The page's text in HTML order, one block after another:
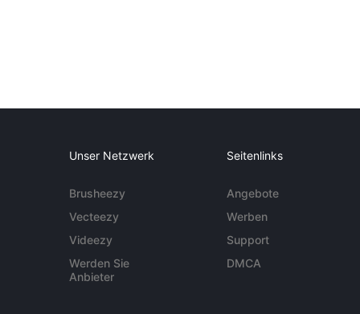
Unser Netzwerk
Brusheezy
Vecteezy
Videezy
Werden Sie
Anbieter
Seitenlinks
Angebote
Werben
Support
DMCA